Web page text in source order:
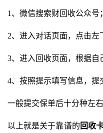
1、微信搜索财回收公众号；
2、进入对话页面，点击左
3、进入回收页面，根据自
4、按照提示填写信息，提
一般提交保单后十分种左
以上就是关于靠谱的 回收